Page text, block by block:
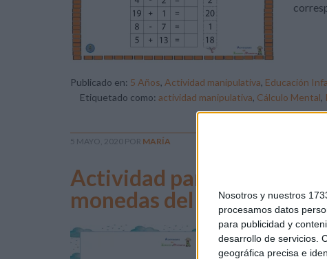
Nosotros y nuestros
procesamos datos
para publicidad y
desarrollo de servicios.
geográfica precisa e
Publicado en: 5 Años, Actividad manipulativa, Educación
Etiquetado como: actividad manipulativa, Cálculo Mental,
5 MAYO, 2020 POR MARÍA
Actividad para ejercitar
monedas del pirata
Las